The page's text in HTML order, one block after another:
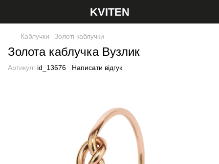
KVITEN
Каблучки Золоті каблучки
Золота каблучка Вузлик
Артикул: id_13676 Написати відгук